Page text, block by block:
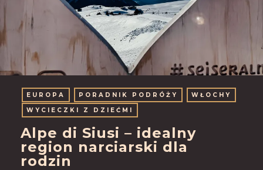
EUROPA PORADNIK PODRÓŻY
WŁOCHY
WYCIECZKI Z DZIEĆMI
Alpe di Siusi – idealny
region narciarski dla
rodzin